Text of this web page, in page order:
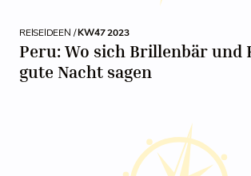
REISEIDEEN /KW47 2023
Peru: Wo sich Brillenbär und
gute Nacht sagen